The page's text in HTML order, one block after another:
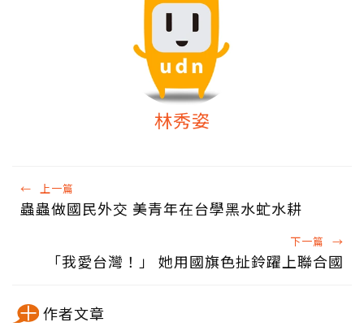
林秀姿
← 上一篇
蟲蟲做國民外交 美青年在台學黑水虻水耕
下一篇 →
「我愛台灣！」 她用國旗色扯鈴躍上聯合國
作者文章